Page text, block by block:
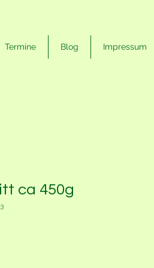
Termine Blog Impressum
ca 450g